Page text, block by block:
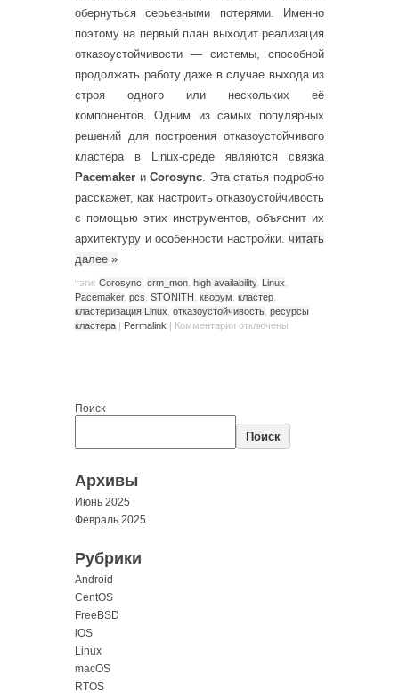
обернуться серьезными потерями. Именно
поэтому на первый план выходит реализация
отказоустойчивости — системы, способной
продолжать работу даже в случае выхода из
строя одного или нескольких её
компонентов. Одним из самых популярных
решений для построения отказоустойчивого
кластера в Linux-среде являются связка
Pacemaker иCorosync. Эта статья подробно
расскажет, как настроить отказоустойчивость
с помощью этих инструментов, объяснит их
архитектуру и особенности настройки. читать
далее »
тэги: Corosync crm_mon high availability, Linux
Pacemaker, pcs STONITH кворум кластер
кластеризация Linux отказоустойчивость ресурсы
кластера | Permalink | Комментарии отключены
Поиск
Поиск
Архивы
Июнь 2025
Февраль 2025
Рубрики
Android
CentOS
FreeBSD
iOS
Linux
macOS
RTOS